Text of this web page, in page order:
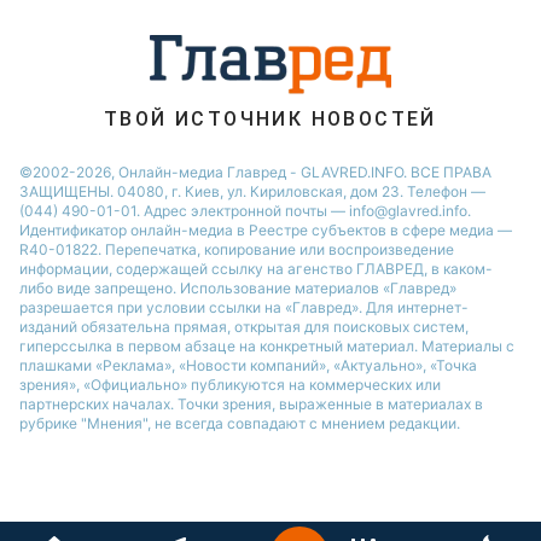
ТВОЙ ИСТОЧНИК НОВОСТЕЙ
©2002-2026, Онлайн-медиа Главред - GLAVRED.INFO. ВСЕ ПРАВА
ЗАЩИЩЕНЫ. 04080, г. Киев, ул. Кириловская, дом 23. Телефон —
(044) 490-01-01. Адрес электронной почты — info@glavred.info.
Идентификатор онлайн-медиа в Реестре cубъектов в сфере медиа —
R40-01822. Перепечатка, копирование или воспроизведение
информации, содержащей ссылку на агенство ГЛАВРЕД, в каком-
либо виде запрещено. Использование материалов «Главред»
разрешается при условии ссылки на «Главред». Для интернет-
изданий обязательна прямая, открытая для поисковых систем,
гиперссылка в первом абзаце на конкретный материал. Материалы с
плашками «Реклама», «Новости компаний», «Актуально», «Точка
зрения», «Официально» публикуются на коммерческих или
партнерских началах. Точки зрения, выраженные в материалах в
рубрике "Мнения", не всегда совпадают с мнением редакции.